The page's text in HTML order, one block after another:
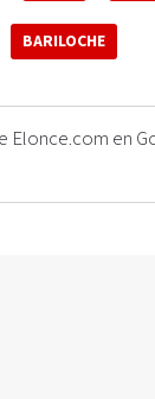
BARILOCHE
Elonce.com en